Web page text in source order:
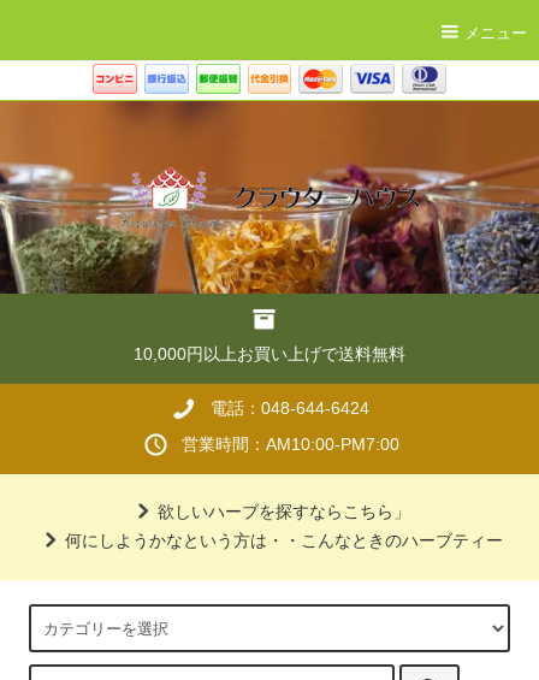
メニュー
10,000円以上お買い上げで送料無料
電話：048-644-6424
営業時間：AM10:00-PM7:00
欲しいハーブを探すならこちら」
何にしようかなという方は・・こんなときのハーブティー